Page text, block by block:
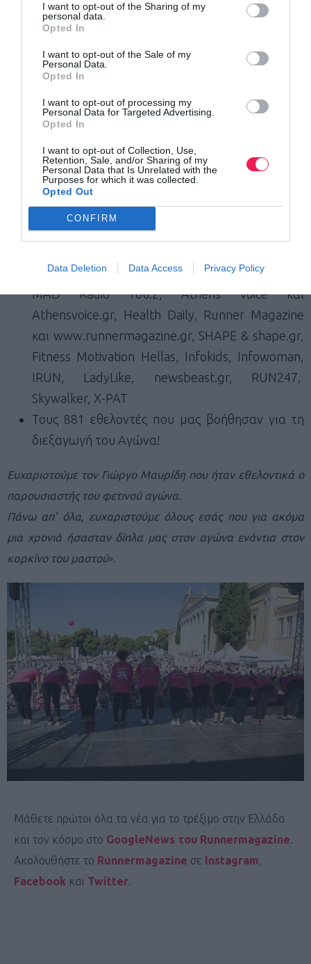
I want to opt-out of the Sharing of my
personal data.
Opted In
I want to opt-out of the Sale of my
Personal Data.
Opted In
I want to opt-out of processing my
Personal Data for Targeted Advertising.
Opted In
I want to opt-out of Collection, Use,
Retention, Sale, and/or Sharing of my
Personal Data that Is Unrelated with the
Purposes for which it was collected.
Opted Out
CONFIRM
Data Deletion Data Access Privacy Policy
GAME OVER Escape Rooms, Gaspar, Hellenic
Intermed, Ioanna Kourbela, Kastelorizo Group,
Kyana, Lasertag, Malconi’s, mamacorner,
Mavrodimos Guesthouse, MD Professionnel,
Messinian Spa, MLS, Mod’s Hair, Oxette, Podia,
Polis Hammam, Spiti Yoga, Superga, Swaha Yoga
& Pilates Center, The Athens Gate Hotel,
TheWall, Toi Moi, Trekking Hellas, ViP Chalet 4
Season Αράχωβας, X-Treme Stores, Yava Fitness
Center
Easy 97.2, Αθήνα 9.84, Athens Voice Radio 102.5,
MAD Radio 106.2, Athens Voice και
Athensvoice.gr, Health Daily, Runner Magazine
και www.runnermagazine.gr, SHAPE & shape.gr,
Fitness Motivation Hellas, Infokids, Infowoman,
IRUN, LadyLike, newsbeast.gr, RUN247,
Skywalker, X-PAT
Τους 881 εθελοντές που μας βοήθησαν για τη
διεξαγωγή του Αγώνα!
Ευχαριστούμε τον Γιώργο Μαυρίδη που ήταν εθελοντικά ο
παρουσιαστής του φετινού αγώνα.
Πάνω απ’ όλα, ευχαριστούμε όλους εσάς που για ακόμα
μια χρονιά ήσασταν δίπλα μας στον αγώνα ενάντια στον
καρκίνο του μαστού».
Μάθετε πρώτοι όλα τα νέα για το τρέξιμο στην Ελλάδα
και τον κόσμο στο GoogleNews του Runnermagazine.
Ακολουθήστε το Runnermagazine σε Instagram,
Facebook και Twitter.